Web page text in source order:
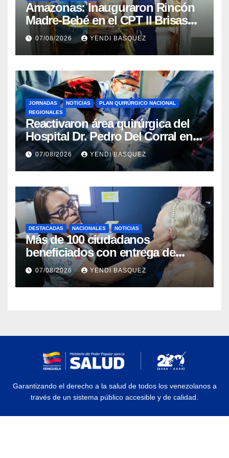
​Amazonas: Inauguraron Rincón
Madre-Bebé en el CPT II Brisas
del Aeropuerto ​Inauguraron
Rincón
07/08/2026 YENDI BASQUEZ
JORNADAS NOTICIAS
PLAN QUIRÚRGICO NACIONAL
REGIONALES
Reactivaron área quirúrgica del
Hospital Dr. Pedro Del Corral en
Guárico
07/08/2026 YENDI BASQUEZ
DESTACADAS NACIONALES NOTICIAS
Más de 100 ciudadanos
beneficiados con entrega de
prótesis auditivas en el Centro de
Rehabilitación J.J. Arvelo
07/08/2026 YENDI BASQUEZ
Garantizando el derecho a la salud de todos los venezolanos a
través de un sistema público accesible y de calidad.